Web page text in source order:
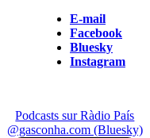
E-mail
Facebook
Bluesky
Instagram
Podcasts sur Ràdio País
@gasconha.com (Bluesky)